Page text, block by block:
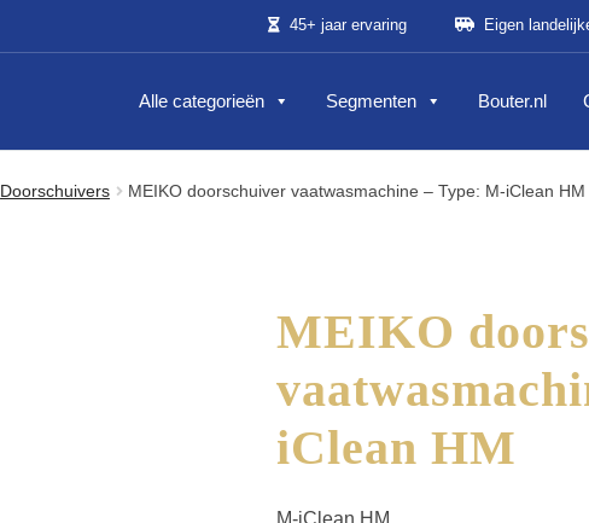
45+ jaar ervaring Eigen
Alle categorieën Segmenten Bouter.nl
Doorschuivers MEIKO doorschuiver vaatwasmachine – Type: M-iClean HM
MEIKO
iClean HM
M-iClean HM